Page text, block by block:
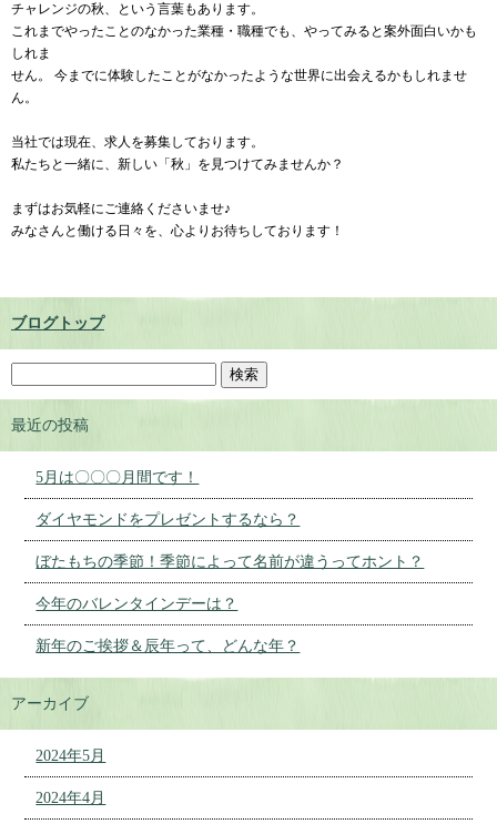
チャレンジの秋、という言葉もあります。
これまでやったことのなかった業種・職種でも、やってみると案外面白いかも
しれま
せん。 今までに体験したことがなかったような世界に出会えるかもしれませ
ん。
当社では現在、求人を募集しております。
私たちと一緒に、新しい「秋」を見つけてみませんか？
まずはお気軽にご連絡くださいませ♪
みなさんと働ける日々を、心よりお待ちしております！
ブログトップ
最近の投稿
5月は〇〇〇月間です！
ダイヤモンドをプレゼントするなら？
ぼたもちの季節！季節によって名前が違うってホント？
今年のバレンタインデーは？
新年のご挨拶＆辰年って、どんな年？
アーカイブ
2024年5月
2024年4月